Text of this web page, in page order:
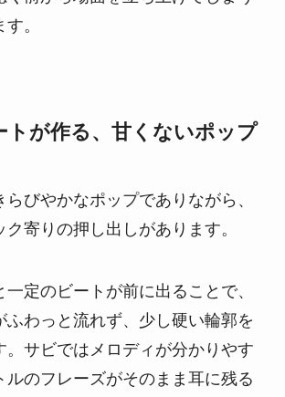
。
トが作る、甘くないポップ
びやかなポップでありながら、
寄りの押し出しがあります。
定のビートが前に出ることで、
ふわっと流れず、少し硬い輪郭を
。サビではメロディが分かりやす
ルのフレーズがそのまま耳に残る